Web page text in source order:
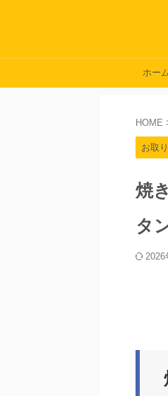
ホー
HOME
お取
焼
タ
2026